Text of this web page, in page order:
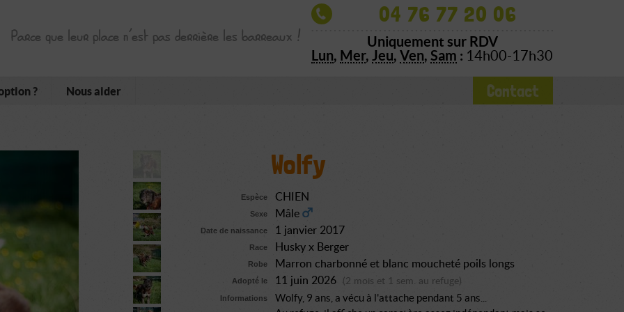
Parce que leur place n’est pas derrière les barreaux !
04 76 77 20 06
Uniquement sur RDV
Lun, Mer, Jeu, Ven, Sam : 14h00-17h30
? Nous aider Contact
Wolfy
Espèce CHIEN
Sexe Mâle
Date de naissance 1 janvier 2017
Race Husky x Berger
Robe Marron charbonné et blanc moucheté poils longs
Adopté le 11 juin 2026 (2 mois et 1 sem. au refuge)
Informations
Wolfy, 9 ans, a vécu à l'attache pendant 5 ans...